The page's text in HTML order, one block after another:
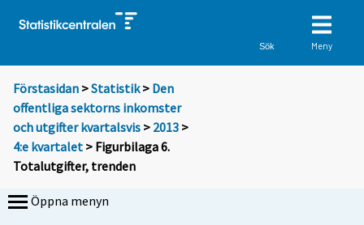
Sök Meny
Förstasidan >Statistik > Den
offentliga sektorns inkomster
och utgifter kvartalsvis > 2013 >
4:e kvartalet > Figurbilaga 6.
Totalutgifter, trenden
Öppna menyn